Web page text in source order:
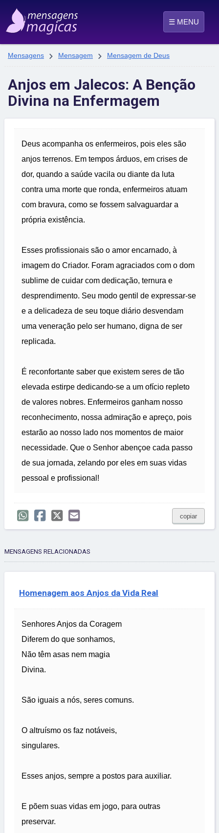
☰ MENU
Mensagens  Mensagem  Mensagem de Deus
Anjos em Jalecos: A Benção
Divina na Enfermagem
Deus acompanha os enfermeiros, pois eles são
anjos terrenos. Em tempos árduos, em crises de
dor, quando a saúde vacila ou diante da luta
contra uma morte que ronda, enfermeiros atuam
com bravura, como se fossem salvaguardar a
própria existência.
Esses profissionais são o amor encarnado, à
imagem do Criador. Foram agraciados com o dom
sublime de cuidar com dedicação, ternura e
desprendimento. Seu modo gentil de expressar-se
e a delicadeza de seu toque diário desvendam
uma veneração pelo ser humano, digna de ser
replicada.
É reconfortante saber que existem seres de tão
elevada estirpe dedicando-se a um ofício repleto
de valores nobres. Enfermeiros ganham nosso
reconhecimento, nossa admiração e apreço, pois
estarão ao nosso lado nos momentos de maior
necessidade. Que o Senhor abençoe cada passo
de sua jornada, zelando por eles em suas vidas
pessoal e profissional!
copiar
MENSAGENS RELACIONADAS
Homenagem aos Anjos da Vida Real
Senhores Anjos da Coragem
Diferem do que sonhamos,
Não têm asas nem magia
Divina.
São iguais a nós, seres comuns.
O altruísmo os faz notáveis,
singulares.
Esses anjos, sempre a postos para auxiliar.
E põem suas vidas em jogo, para outras
preservar.